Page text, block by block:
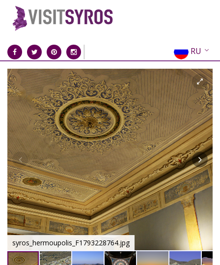
RU
EN
EL
FR
DE
IT
ES
CN
syros_hermoupolis_F1793228764.jpg